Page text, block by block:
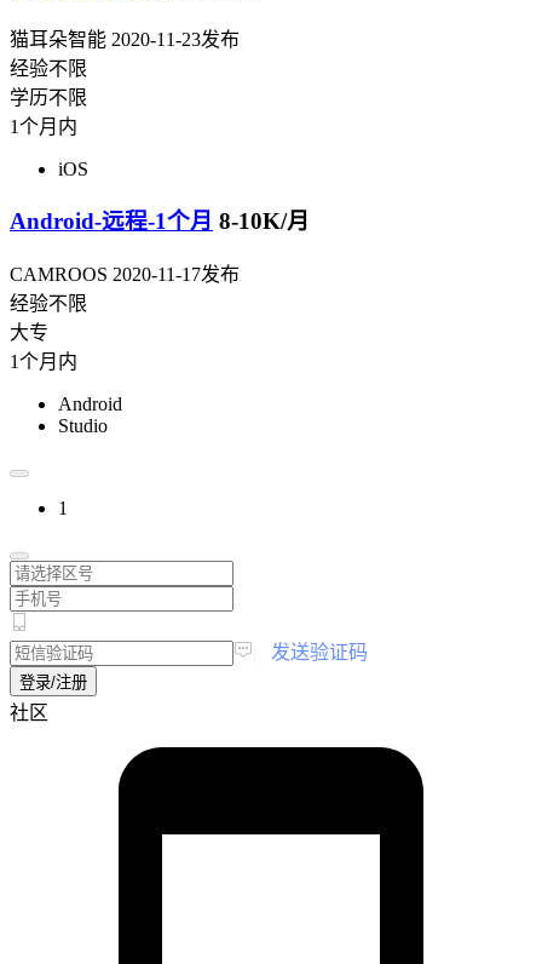
猫耳朵智能 2020-11-23发布
经验不限
学历不限
1个月内
iOS
Android-远程-1个月 8-10K/月
CAMROOS 2020-11-17发布
经验不限
大专
1个月内
Android
Studio
1
发送验证码
登录/注册
社区